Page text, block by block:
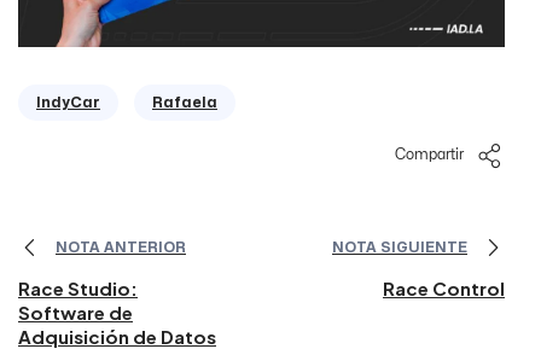
IndyCar Rafaela
Compartir
NOTA ANTERIOR
Race Studio:
Software de
Adquisición de Datos
NOTA SIGUIENTE
Race Control